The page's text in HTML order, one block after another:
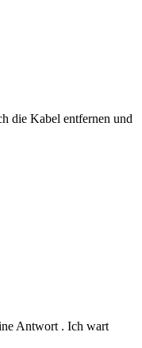
die Kabel entfernen und
Antwort . Ich wart